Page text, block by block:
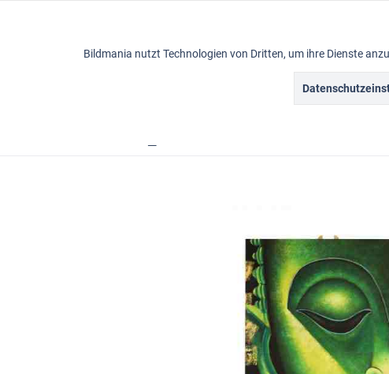
Ölbilder
Bildmania nutzt Technologien von Dritten, um ihre Dienste